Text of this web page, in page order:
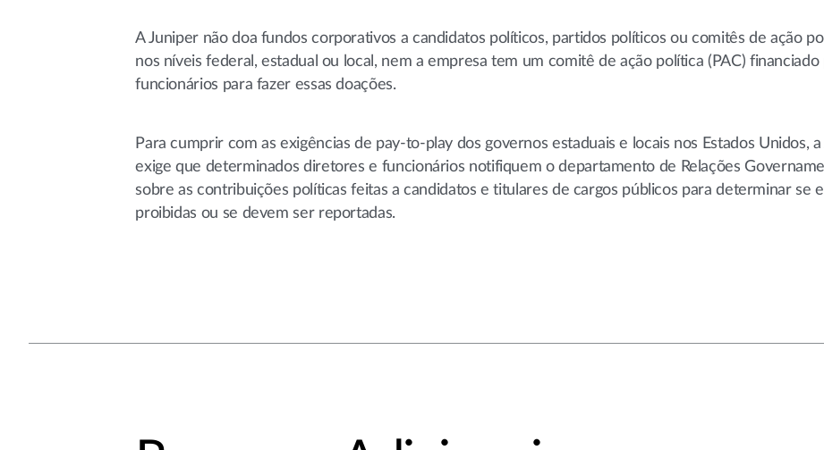
A Juniper não doa fundos corporativos a candidatos políticos, partidos políticos ou comitês de ação
nos níveis federal, estadual ou local, nem a empresa tem um comitê de ação política (PAC) financiado
funcionários para fazer essas doações.
Para cumprir com as exigências de pay-to-play dos governos estaduais e locais nos Estados Unidos,
exige que determinados diretores e funcionários notifiquem o departamento de Relações
sobre as contribuições políticas feitas a candidatos e titulares de cargos públicos para determinar se
proibidas ou se devem ser reportadas.